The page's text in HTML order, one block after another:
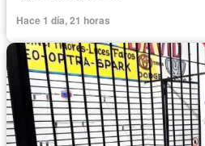
Hace 1 día, 21 horas